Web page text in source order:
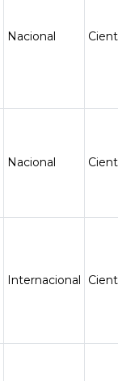
Nacional
Nacional
Internacional